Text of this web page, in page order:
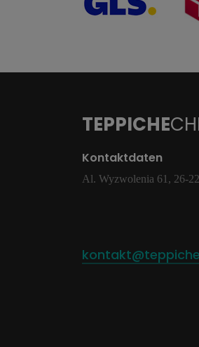
TEPPICHE
Kontaktdaten
Al. Wyzwolenia 61, 26-